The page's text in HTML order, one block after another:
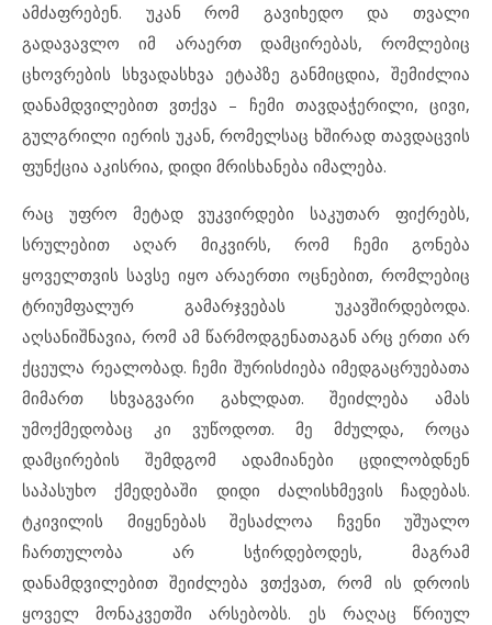
ამძაფრებენ. უკან რომ გავიხედო და თვალი
გადავავლო იმ არაერთ დამცირებას, რომლებიც
ცხოვრების სხვადასხვა ეტაპზე განმიცდია, შემიძლია
დანამდვილებით ვთქვა – ჩემი თავდაჭერილი, ცივი,
გულგრილი იერის უკან, რომელსაც ხშირად თავდაცვის
ფუნქცია აკისრია, დიდი მრისხანება იმალება.
რაც უფრო მეტად ვუკვირდები საკუთარ ფიქრებს,
სრულებით აღარ მიკვირს, რომ ჩემი გონება
ყოველთვის სავსე იყო არაერთი ოცნებით, რომლებიც
ტრიუმფალურ გამარჯვებას უკავშირდებოდა.
აღსანიშნავია, რომ ამ წარმოდგენათაგან არც ერთი არ
ქცეულა რეალობად. ჩემი შურისძიება იმედგაცრუებათა
მიმართ სხვაგვარი გახლდათ. შეიძლება ამას
უმოქმედობაც კი ვუწოდოთ. მე მძულდა, როცა
დამცირების შემდგომ ადამიანები ცდილობდნენ
საპასუხო ქმედებაში დიდი ძალისხმევის ჩადებას.
ტკივილის მიყენებას შესაძლოა ჩვენი უშუალო
ჩართულობა არ სჭირდებოდეს, მაგრამ
დანამდვილებით შეიძლება ვთქვათ, რომ ის დროის
ყოველ მონაკვეთში არსებობს. ეს რაღაც წრიულ